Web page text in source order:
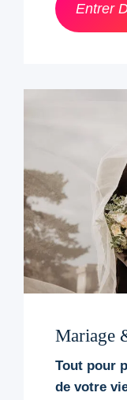
Entrer
Mariage
Tout pour
de votre